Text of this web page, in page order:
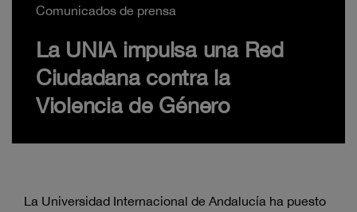
Comunicados de prensa
La UNIA impulsa una Red
Ciudadana contra la
Violencia de Género
La Universidad Internacional de Andalucía ha puesto